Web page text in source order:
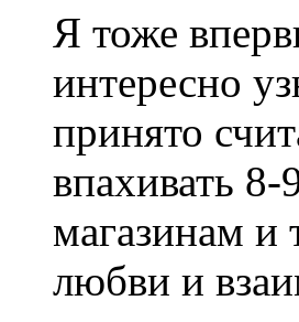
Я тоже
интересно
принято
впахивать 8-
магазинам и
любви и